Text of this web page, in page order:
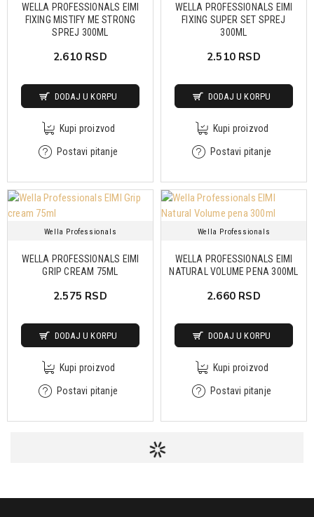
WELLA PROFESSIONALS EIMI
FIXING MISTIFY ME STRONG
SPREJ 300ML
2.610 RSD
DODAJ U KORPU
Kupi proizvod
Postavi pitanje
WELLA PROFESSIONALS EIMI
FIXING SUPER SET SPREJ
300ML
2.510 RSD
DODAJ U KORPU
Kupi proizvod
Postavi pitanje
Wella Professionals
WELLA PROFESSIONALS EIMI
GRIP CREAM 75ML
2.575 RSD
DODAJ U KORPU
Kupi proizvod
Postavi pitanje
Wella Professionals
WELLA PROFESSIONALS EIMI
NATURAL VOLUME PENA 300ML
2.660 RSD
DODAJ U KORPU
Kupi proizvod
Postavi pitanje